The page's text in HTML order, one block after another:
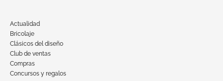
Actualidad
Bricolaje
Clásicos del diseño
Club de ventas
Compras
Concursos y regalos